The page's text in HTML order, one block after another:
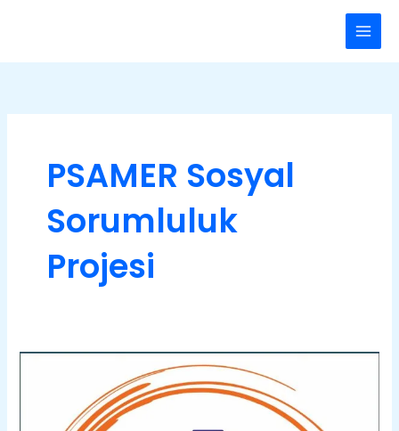
Main
PSAMER Sosyal
Sorumluluk
Projesi